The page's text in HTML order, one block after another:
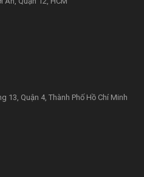
13, Quận 4, Thành Phố Hồ Chí Minh